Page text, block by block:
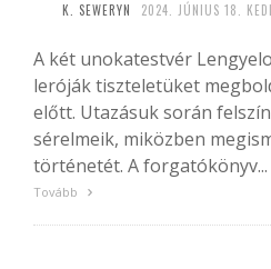
K. SEWERYN 2024. JÚNIUS 18.
A két unokatestvér
leróják tiszteletüket
előtt. Utazásuk során
sérelmeik, miközben
történetét. A forgatókönyv...
Tovább